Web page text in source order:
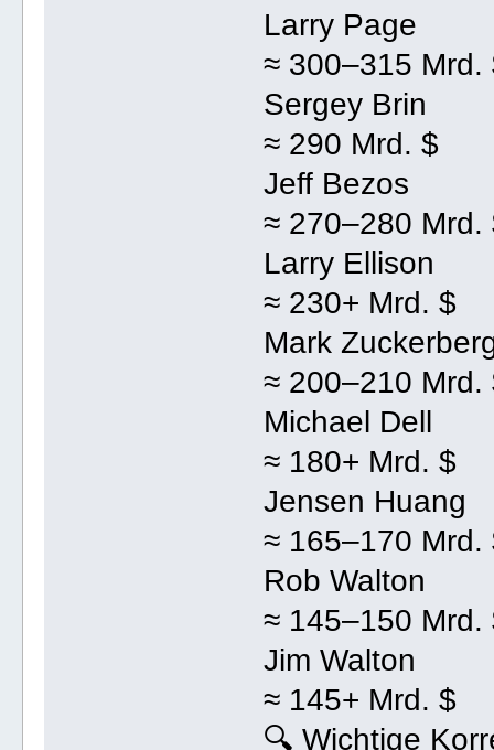
Larry Page
≈ 300–315 Mrd.
Sergey Brin
≈ 290 Mrd. $
Jeff Bezos
≈ 270–280 Mrd.
Larry Ellison
≈ 230+ Mrd. $
Mark
≈ 200–210 Mrd.
Michael Dell
≈ 180+ Mrd. $
Jensen Huang
≈ 165–170 Mrd.
Rob Walton
≈ 145–150 Mrd.
Jim Walton
≈ 145+ Mrd. $
🔍 Wichtige